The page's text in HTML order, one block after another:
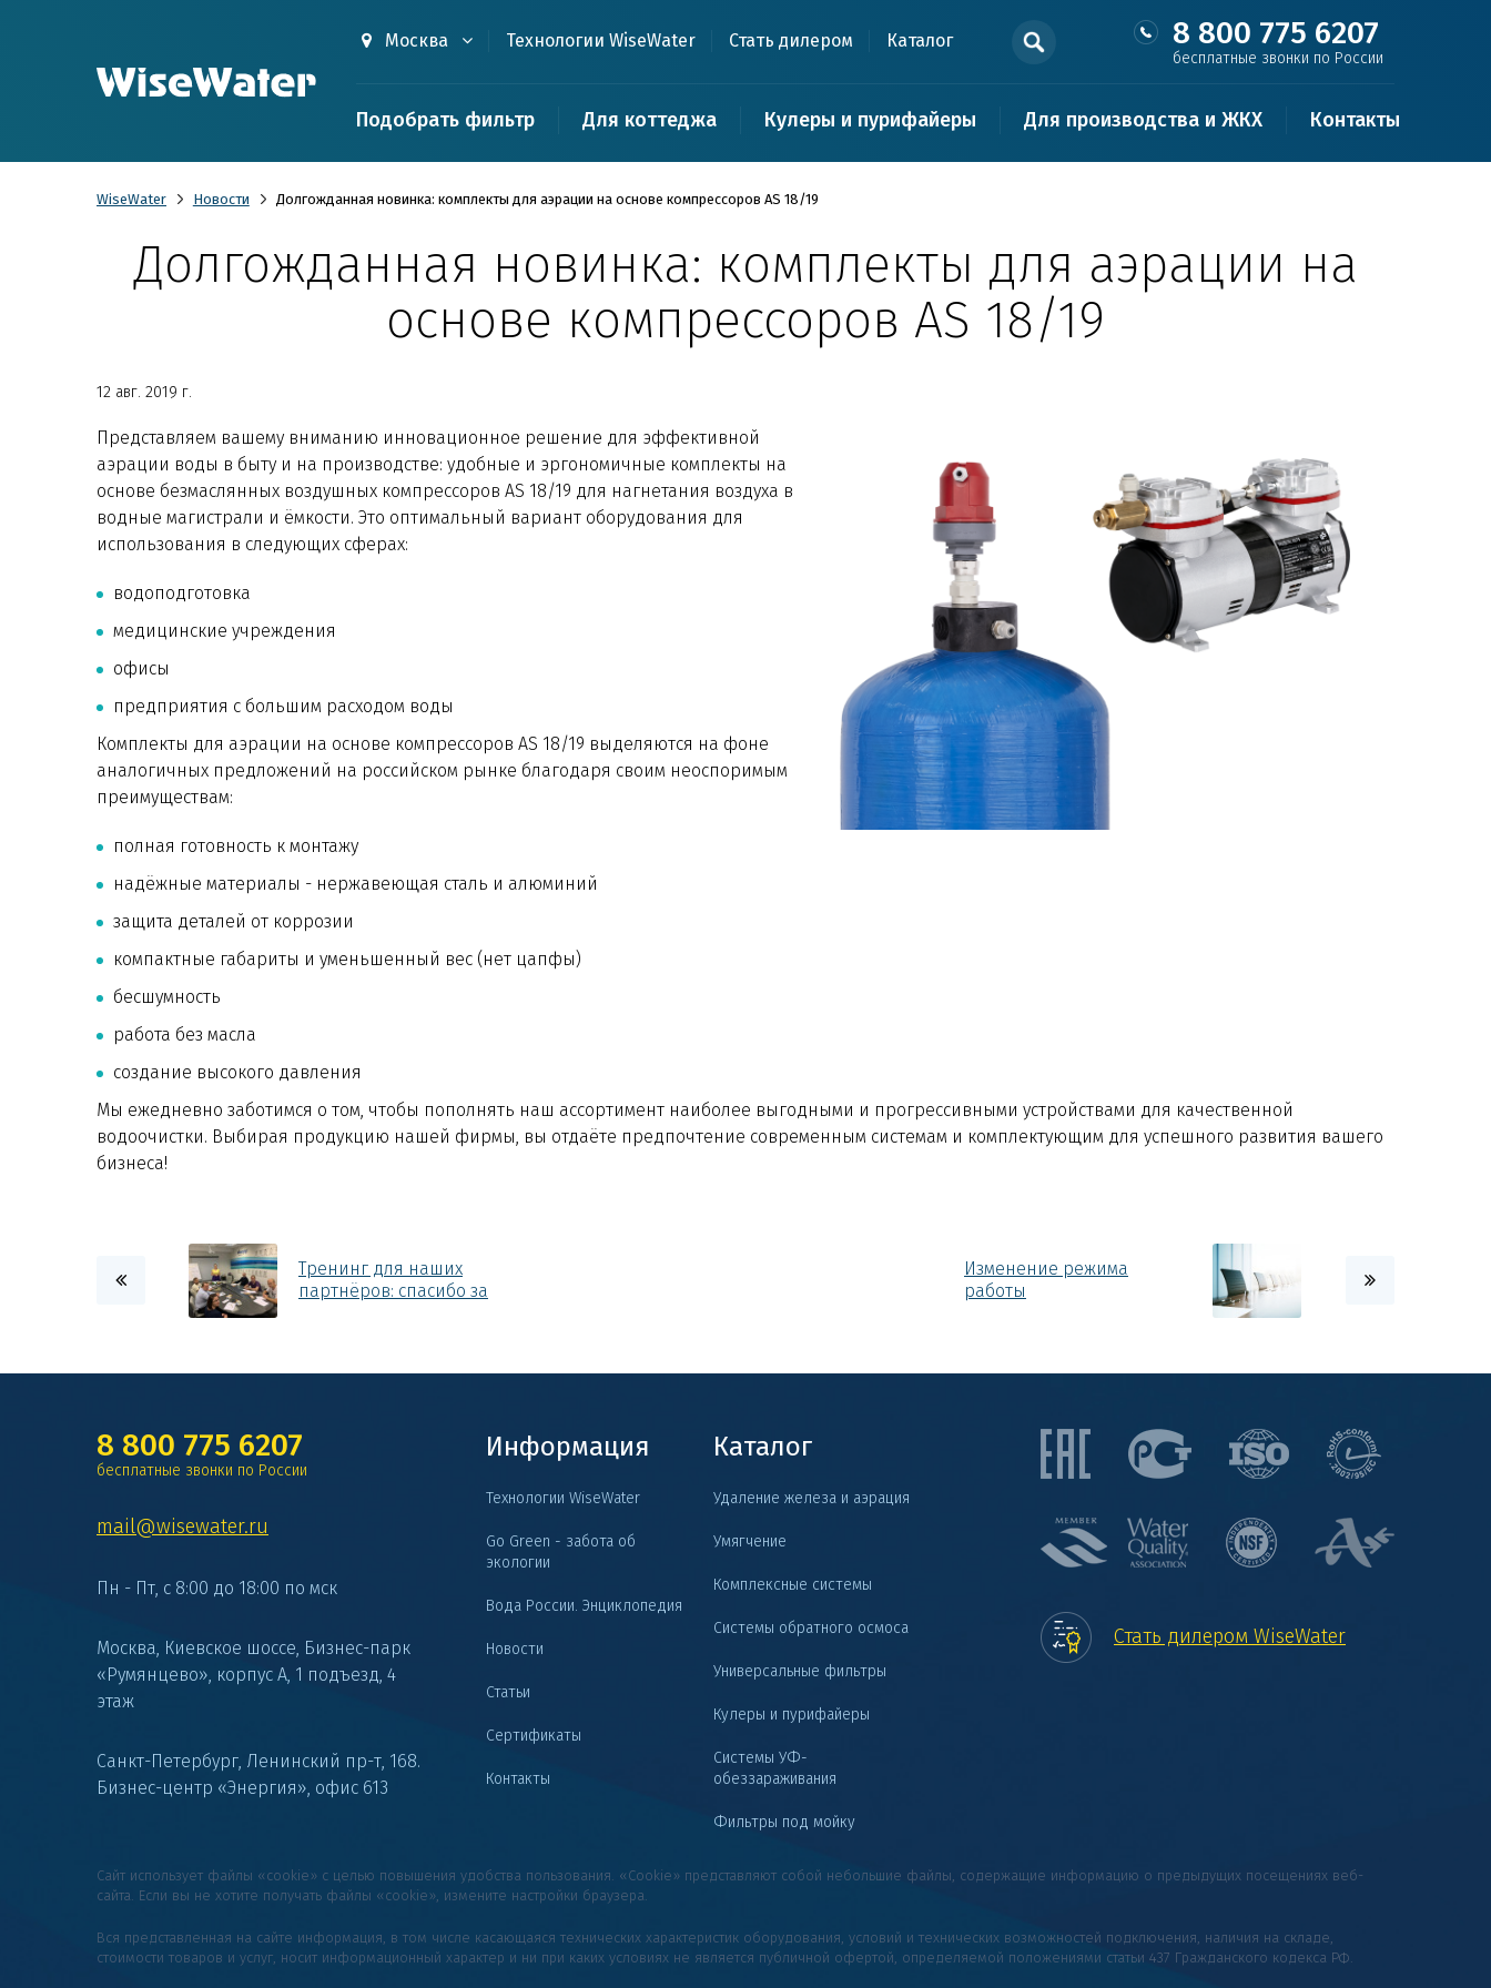
Москва Технологии WiseWater Стать дилером Каталог 8 800 775 6207
бесплатные звонки по России
Подобрать фильтр Для коттеджа Кулеры и пурифайеры Для производства и ЖКХ Контакты
WiseWater Новости Долгожданная новинка: комплекты для аэрации на основе компрессоров AS 18/19
Долгожданная новинка: комплекты для аэрации на
основе компрессоров AS 18/19
12 авг. 2019 г.
Представляем вашему вниманию инновационное решение для эффективной
аэрации воды в быту и на производстве: удобные и эргономичные комплекты на
основе безмаслянных воздушных компрессоров AS 18/19 для нагнетания воздуха в
водные магистрали и ёмкости. Это оптимальный вариант оборудования для
использования в следующих сферах:
водоподготовка
медицинские учреждения
офисы
предприятия с большим расходом воды
Комплекты для аэрации на основе компрессоров AS 18/19 выделяются на фоне
аналогичных предложений на российском рынке благодаря своим неоспоримым
преимуществам:
полная готовность к монтажу
надёжные материалы - нержавеющая сталь и алюминий
защита деталей от коррозии
компактные габариты и уменьшенный вес (нет цапфы)
бесшумность
работа без масла
создание высокого давления
Мы ежедневно заботимся о том, чтобы пополнять наш ассортимент наиболее выгодными и прогрессивными устройствами для качественной
водоочистки. Выбирая продукцию нашей фирмы, вы отдаёте предпочтение современным системам и комплектующим для успешного развития вашего
бизнеса!
Тренинг для наших
партнёров: спасибо за
Изменение режима
работы
8 800 775 6207
бесплатные звонки по России
mail@wisewater.ru
Пн - Пт, с 8:00 до 18:00 по мск
Москва, Киевское шоссе, Бизнес-парк
«Румянцево», корпус А, 1 подъезд, 4
этаж
Санкт-Петербург, Ленинский пр-т, 168.
Бизнес-центр «Энергия», офис 613
Информация
Технологии WiseWater
Go Green - забота об
экологии
Вода России. Энциклопедия
Новости
Статьи
Сертификаты
Контакты
Каталог
Удаление железа и аэрация
Умягчение
Комплексные системы
Системы обратного осмоса
Универсальные фильтры
Кулеры и пурифайеры
Системы УФ-
обеззараживания
Фильтры под мойку
Стать дилером WiseWater
Сайт использует файлы «cookie» с целью повышения удобства пользования. «Cookie» представляют собой небольшие файлы, содержащие информацию о предыдущих посещениях веб-
сайта. Если вы не хотите получать файлы «cookie», измените настройки браузера.
Вся представленная на сайте информация, в том числе касающаяся технических характеристик оборудования, условий и технических возможностей подключения, наличия на складе,
стоимости товаров и услуг, носит информационный характер и ни при каких условиях не является публичной офертой, определяемой положениями статьи 437 Гражданского кодекса РФ.